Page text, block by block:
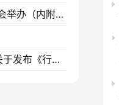
​中国石油和化工民营经济高质量发展大会举办（内附2023石油和化工民营企业百强名单）
市场监管总局 中央社会工作部 民政部关于发布《行业协会商会收费行为合规指南》的公告